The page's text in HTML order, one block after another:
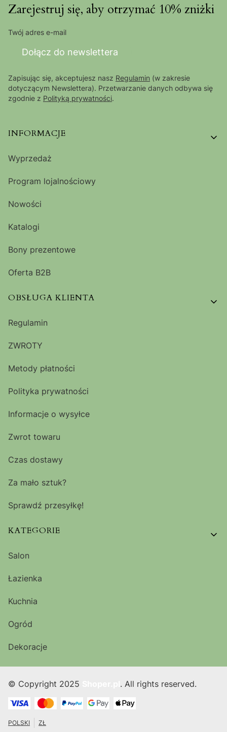
Zarejestruj się, aby otrzymać 10% zniżki
Twój adres e-mail
Dołącz do newslettera
Zapisując się, akceptujesz nasz Regulamin (w zakresie
dotyczącym Newslettera). Przetwarzanie danych odbywa się
zgodnie z Polityką prywatności.
Linki w stopce
INFORMACJE
Wyprzedaż
Program lojalnościowy
Nowości
Katalogi
Bony prezentowe
Oferta B2B
OBSŁUGA KLIENTA
Regulamin
ZWROTY
Metody płatności
Polityka prywatności
Informacje o wysyłce
Zwrot towaru
Czas dostawy
Za mało sztuk?
Sprawdź przesyłkę!
KATEGORIE
Salon
Łazienka
Kuchnia
Ogród
Dekoracje
© Copyright 2025 . All rights reserved.
POLSKI ZŁ